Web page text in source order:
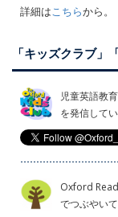
詳細はこちらから。
「キッズクラブ
児童英語教
を発信してい
Oxford
でつぶやいて